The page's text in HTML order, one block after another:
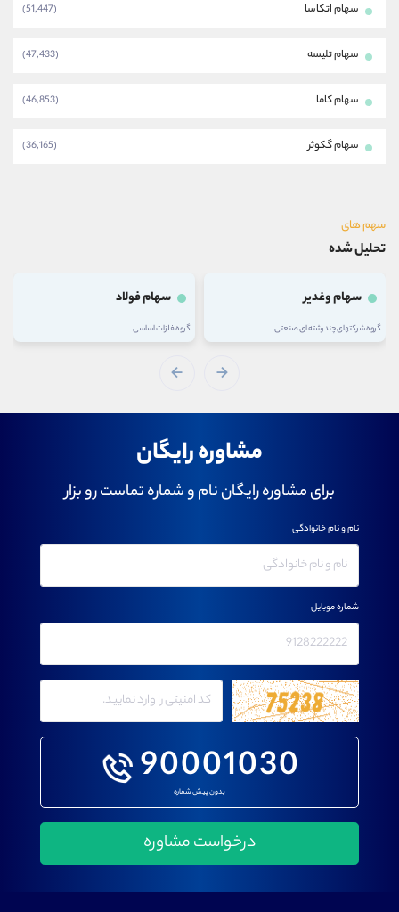
سهام اتکاسا (51,447)
سهام تلیسه (47,433)
سهام کاما (46,853)
سهام گکوثر (36,165)
سهم های
تحلیل شده
سهام وغدیر
گروه شرکتهای چند رشته ای صنعتی
سهام فولاد
گروه فلزات اساسی
مشاوره رایگان
برای مشاوره رایگان نام و شماره تماست رو بزار
90001030
بدون پیش شماره
نام و نام خانوادگی
شماره موبایل